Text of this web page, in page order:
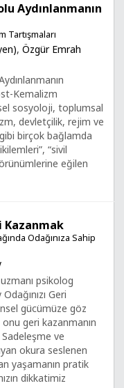
Aydınlanmanın
Tartışmaları
, Özgür Emrah
Kemalizm
sosyoloji, toplumsal
devletçilik, rejim ve
birçok bağlamda
“sivil
eğilen
Kazanmak
Odağınıza Sahip
psikolog
Geri
gücümüze göz
geri kazanmanın
Sadeleşme ve
okura seslenen
yaşamanın pratik
dikkatimiz